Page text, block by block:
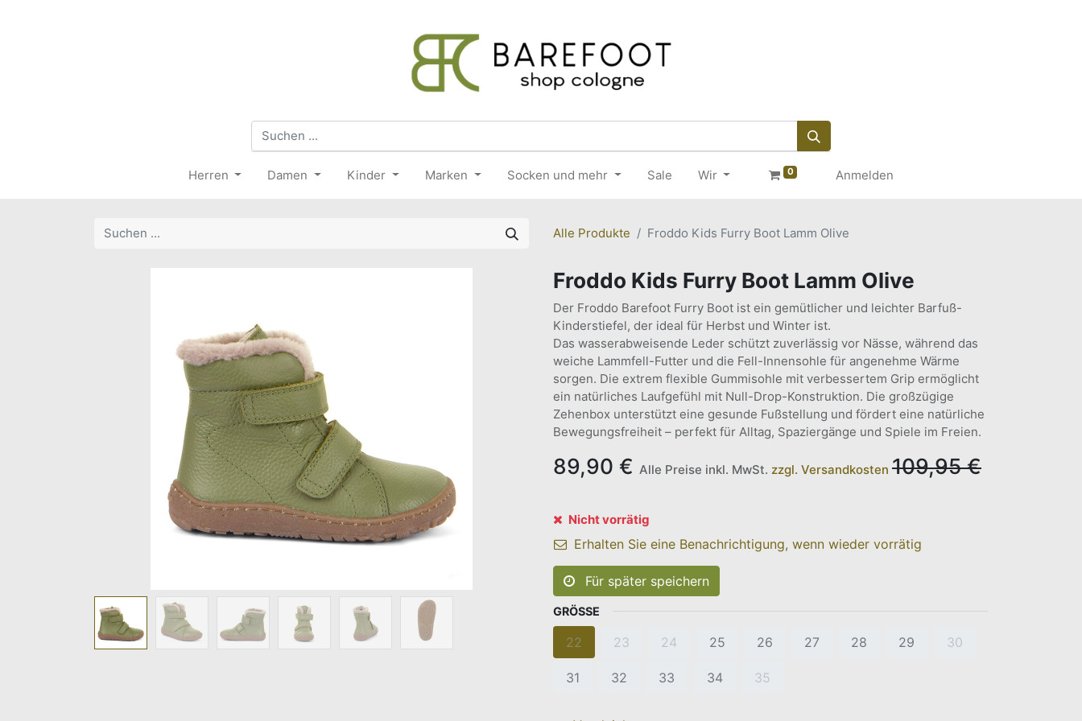
Herren Damen Kinder Marken Socken und mehr Sale Wir 0 Anmelden
Alle Produkte Froddo Kids Furry Boot Lamm Olive
Froddo Kids Furry Boot Lamm Olive
Der Froddo Barefoot Furry Boot ist ein gemütlicher und leichter Barfuß-
Kinderstiefel, der ideal für Herbst und Winter ist.
Das wasserabweisende Leder schützt zuverlässig vor Nässe, während das
weiche Lammfell-Futter und die Fell-Innensohle für angenehme Wärme
sorgen. Die extrem flexible Gummisohle mit verbessertem Grip ermöglicht
ein natürliches Laufgefühl mit Null-Drop-Konstruktion. Die großzügige
Zehenbox unterstützt eine gesunde Fußstellung und fördert eine natürliche
Bewegungsfreiheit – perfekt für Alltag, Spaziergänge und Spiele im Freien.
89,90 € Alle Preise inkl. MwSt. zzgl. Versandkosten 109,95€
Nicht vorrätig
Erhalten Sie eine Benachrichtigung, wenn wieder vorrätig
Für später speichern
GRÖSSE
22 23 24 25 26 27 28 29 30
31 32 33 34 35